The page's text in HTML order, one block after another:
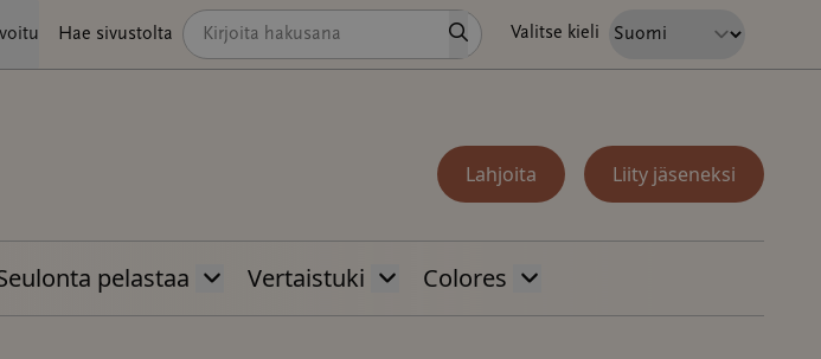
Hae sivustolta Hae Valitse kieli
Lahjoita Liity jäseneksi
pelastaa Vertaistuki Colores